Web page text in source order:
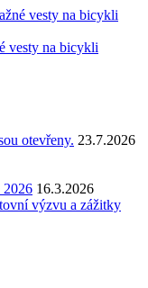
vesty na bicykli
vesty na bicykli
otevřeny. 23.7.2026
2026 16.3.2026
výzvu a zážitky